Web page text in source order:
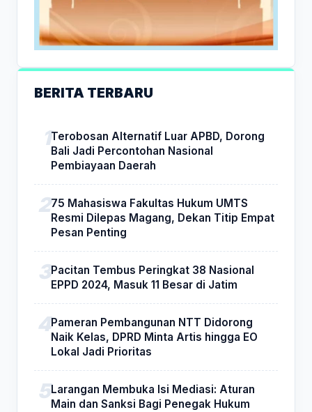
BERITA TERBARU
Terobosan Alternatif Luar APBD, Dorong
Bali Jadi Percontohan Nasional
Pembiayaan Daerah
75 Mahasiswa Fakultas Hukum UMTS
Resmi Dilepas Magang, Dekan Titip Empat
Pesan Penting
Pacitan Tembus Peringkat 38 Nasional
EPPD 2024, Masuk 11 Besar di Jatim
Pameran Pembangunan NTT Didorong
Naik Kelas, DPRD Minta Artis hingga EO
Lokal Jadi Prioritas
Larangan Membuka Isi Mediasi: Aturan
Main dan Sanksi Bagi Penegak Hukum